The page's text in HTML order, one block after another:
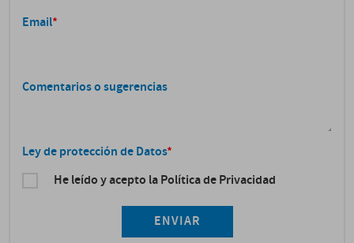
Email
Comentarios o sugerencias
Ley de protección de Datos
He leído y acepto la Política de Privacidad
ENVIAR